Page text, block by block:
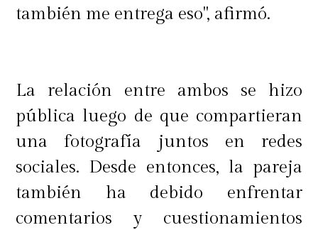
también me entrega eso", afirmó.
La relación entre ambos se hizo
pública luego de que compartieran
una fotografía juntos en redes
sociales. Desde entonces, la pareja
también ha debido enfrentar
comentarios y cuestionamientos